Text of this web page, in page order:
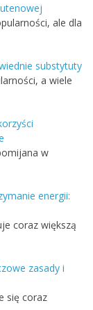
ale dla
substytuty
a wiele
w
energii:
coraz większą
zasady i
się coraz